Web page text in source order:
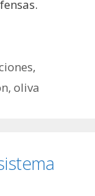
,
, oliva